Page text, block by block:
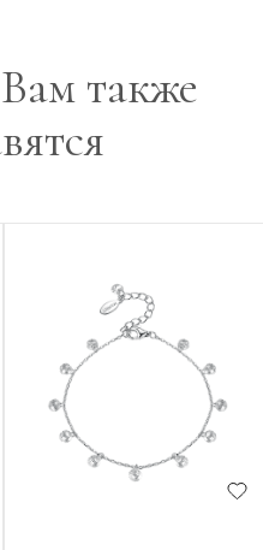
также